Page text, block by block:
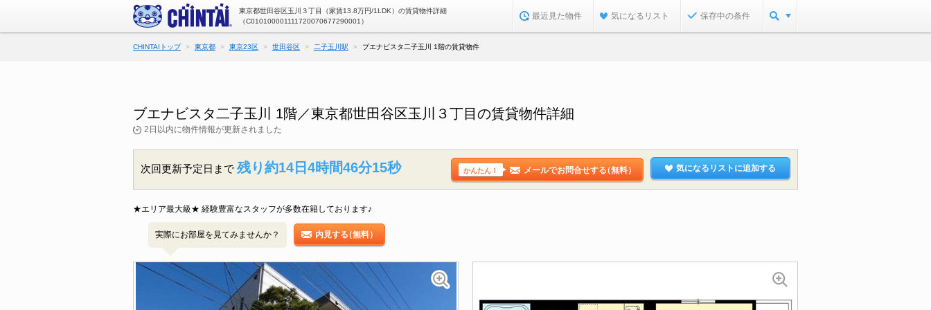
東京都世田谷区玉川３丁目（家賃13.8万円/1LDK）の賃貸物件詳細
（C010100001111720070677290001）
最近見た物件 気になるリスト 保存中の条件
CHINTAIトップ 東京都 東京23区 世田谷区 二子玉川駅 ブエナビスタ二子玉川 1階の賃貸物件
ブエナビスタ二子玉川 1階／東京都世田谷区玉川３丁目の賃貸物件詳細
2日以内に物件情報が更新されました
次回更新予定日まで 残り約14日4時間46分14秒 かんたん！ メールでお問合せする（無料） 気になるリストに追加する
★エリア最大級★ 経験豊富なスタッフが多数在籍しております♪
実際にお部屋を見てみませんか？ 内見する（無料）